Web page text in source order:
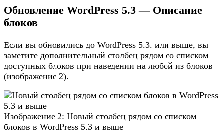
Обновление WordPress 5.3 — Описание
блоков
Если вы обновились до WordPress 5.3. или выше, вы
заметите дополнительный столбец рядом со списком
доступных блоков при наведении на любой из блоков
(изображение 2).
Изображение 2: Новый столбец рядом со списком
блоков в WordPress 5.3 и выше